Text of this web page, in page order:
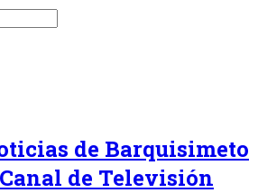
de Barquisimeto
de Televisión